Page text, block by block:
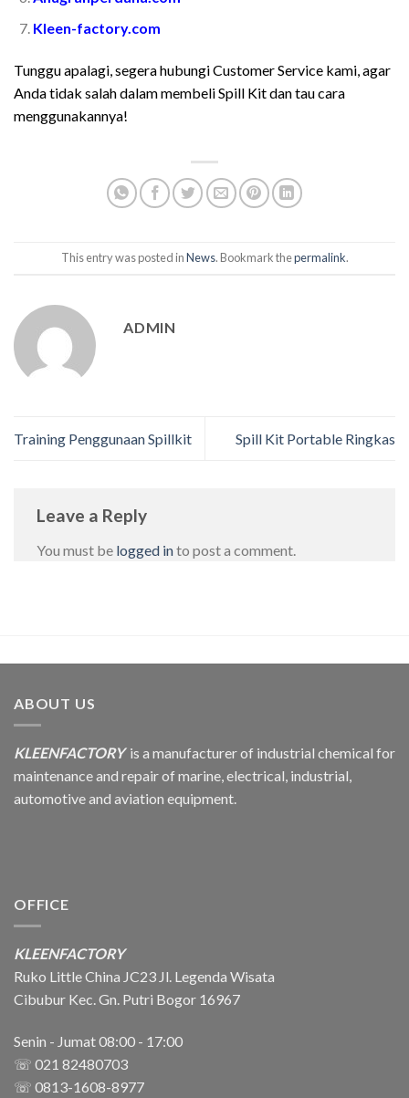
Kleen-factory.com
Tunggu apalagi, segera hubungi Customer Service kami, agar
Anda tidak salah dalam membeli Spill Kit dan tau cara
menggunakannya!
This entry was posted inNews. Bookmark thepermalink.
ADMIN
Training Penggunaan Spillkit Spill Kit Portable Ringkas
Leave a Reply
You must be logged into post a comment.
ABOUT US
KLEENFACTORY is a manufacturer of industrial chemical for
maintenance and repair of marine, electrical, industrial,
automotive and aviation equipment.
OFFICE
KLEENFACTORY
Ruko Little China JC23 Jl. Legenda Wisata
Cibubur Kec. Gn. Putri Bogor 16967
Senin - Jumat 08:00 - 17:00
☏ 021 82480703
☏ 0813-1608-8977